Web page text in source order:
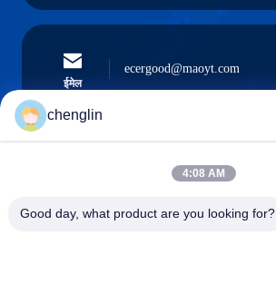
ईमेल
ecergood@maoyt.com
0086-731-861329934568
chenglin
4:08 AM
Good day, what product are you looking for?